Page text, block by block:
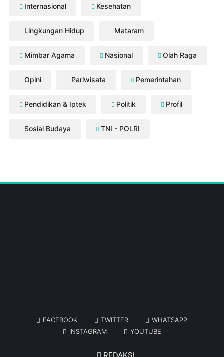
Internasional Kesehatan
Lingkungan Hidup Mataram
Mimbar Agama Nasional Olah Raga
Opini Pariwisata Pemerintahan
Pendidikan & Iptek Politik Profil
Sosial Budaya TNI - POLRI
FACEBOOK TWITTER
WHATSAPP
INSTAGRAM
YOUTUBE